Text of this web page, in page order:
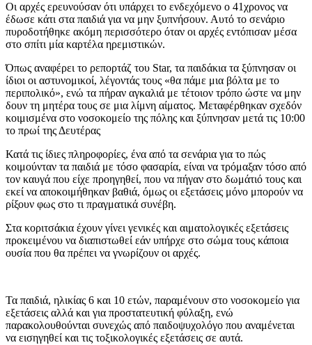
Οι αρχές ερευνούσαν ότι υπάρχει το ενδεχόμενο ο 41χρονος να
έδωσε κάτι στα παιδιά για να μην ξυπνήσουν. Αυτό το σενάριο
πυροδοτήθηκε ακόμη περισσότερο όταν οι αρχές εντόπισαν μέσα
στο σπίτι μία καρτέλα ηρεμιστικών.
Όπως αναφέρει το ρεπορτάζ του Star, τα παιδάκια τα ξύπνησαν οι
ίδιοι οι αστυνομικοί, λέγοντάς τους «θα πάμε μια βόλτα με το
περιπολικό», ενώ τα πήραν αγκαλιά με τέτοιον τρόπο ώστε να μην
δουν τη μητέρα τους σε μια λίμνη αίματος. Μεταφέρθηκαν σχεδόν
κοιμισμένα στο νοσοκομείο της πόλης και ξύπνησαν μετά τις 10:00
το πρωί της Δευτέρας
Κατά τις ίδιες πληροφορίες, ένα από τα σενάρια για το πώς
κοιμούνταν τα παιδιά με τόσο φασαρία, είναι να τρόμαξαν τόσο από
τον καυγά που είχε προηγηθεί, που να πήγαν στο δωμάτιό τους και
εκεί να αποκοιμήθηκαν βαθιά, όμως οι εξετάσεις μόνο μπορούν να
ρίξουν φως στο τι πραγματικά συνέβη.
Στα κοριτσάκια έχουν γίνει γενικές και αιματολογικές εξετάσεις
προκειμένου να διαπιστωθεί εάν υπήρχε στο σώμα τους κάποια
ουσία που θα πρέπει να γνωρίζουν οι αρχές.
Τα παιδιά, ηλικίας 6 και 10 ετών, παραμένουν στο νοσοκομείο για
εξετάσεις αλλά και για προστατευτική φύλαξη, ενώ
παρακολουθούνται συνεχώς από παιδοψυχολόγο που αναμένεται
να εισηγηθεί και τις τοξικολογικές εξετάσεις σε αυτά.